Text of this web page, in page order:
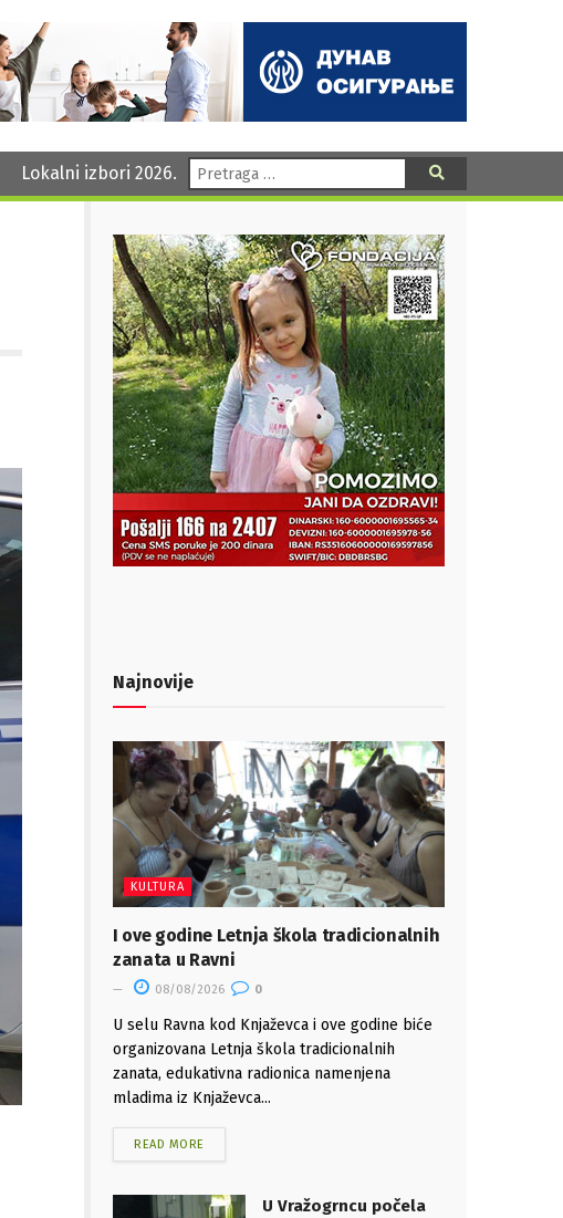
Lokalni izbori 2026. Pretraga:
Najnovije
KULTURA
I ove godine Letnja škola tradicionalnih
zanata u Ravni
08/08/2026 0
U selu Ravna kod Knjaževca i ove godine biće
organizovana Letnja škola tradicionalnih
zanata, edukativna radionica namenjena
mladima iz Knjaževca...
READ MORE
U Vražogrncu počela